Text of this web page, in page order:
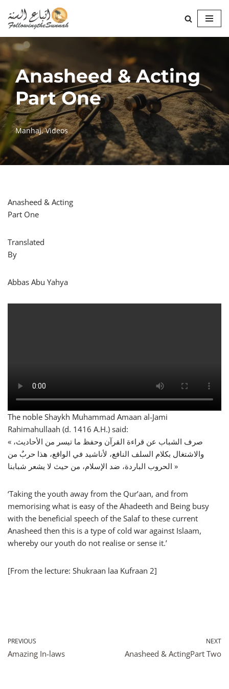
Skip
to
content
Anasheed & Acting
Part One
Manhaj,Videos
Anasheed & Acting
Part One
Translated
By
Abbas Abu Yahya
The noble Shaykh Muhammad Amaan al-Jami
Rahimahullaah (d. 1416 A.H.) said:
« صرف الشباب عن قراءة القرآن وحفظ ما تيسر من الأحاديث،
والاشتغال بكلام السلف النافع، لأناشيد في الواقع، هذا حربٌ من
الحروب الباردة، ضد الإسلام، من حيث لا يشعر شبابنا »
‘Taking the youth away from the Qur’aan, and from
memorising what is easy of the Ahadeeth and Being busy
with the beneficial speech of the Salaf to these current
Anasheed then this is a type of cold war against Islaam,
whereby our youth do not realise or sense it.’
[From the lecture: Shukraan laa Kufraan 2]
PREVIOUS
Amazing In-laws
NEXT
Anasheed & ActingPart Two